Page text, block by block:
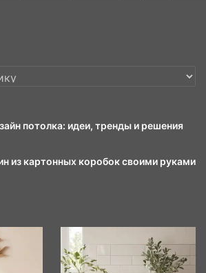
потолка: идеи, тренды и решения
из картонных коробок своими руками